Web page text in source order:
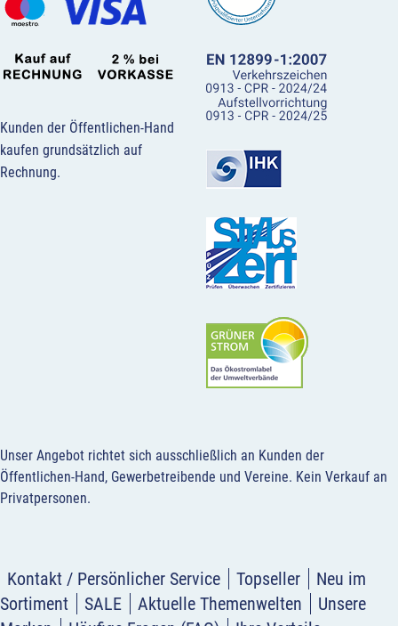
Kunden der Öffentlichen-Hand
kaufen grundsätzlich auf
Rechnung.
Unser Angebot richtet sich ausschließlich an Kunden der
Öffentlichen-Hand, Gewerbetreibende und Vereine. Kein Verkauf an
Privatpersonen.
Kontakt / Persönlicher Service Topseller
Neu im
Sortiment
SALE Aktuelle Themenwelten
Unsere